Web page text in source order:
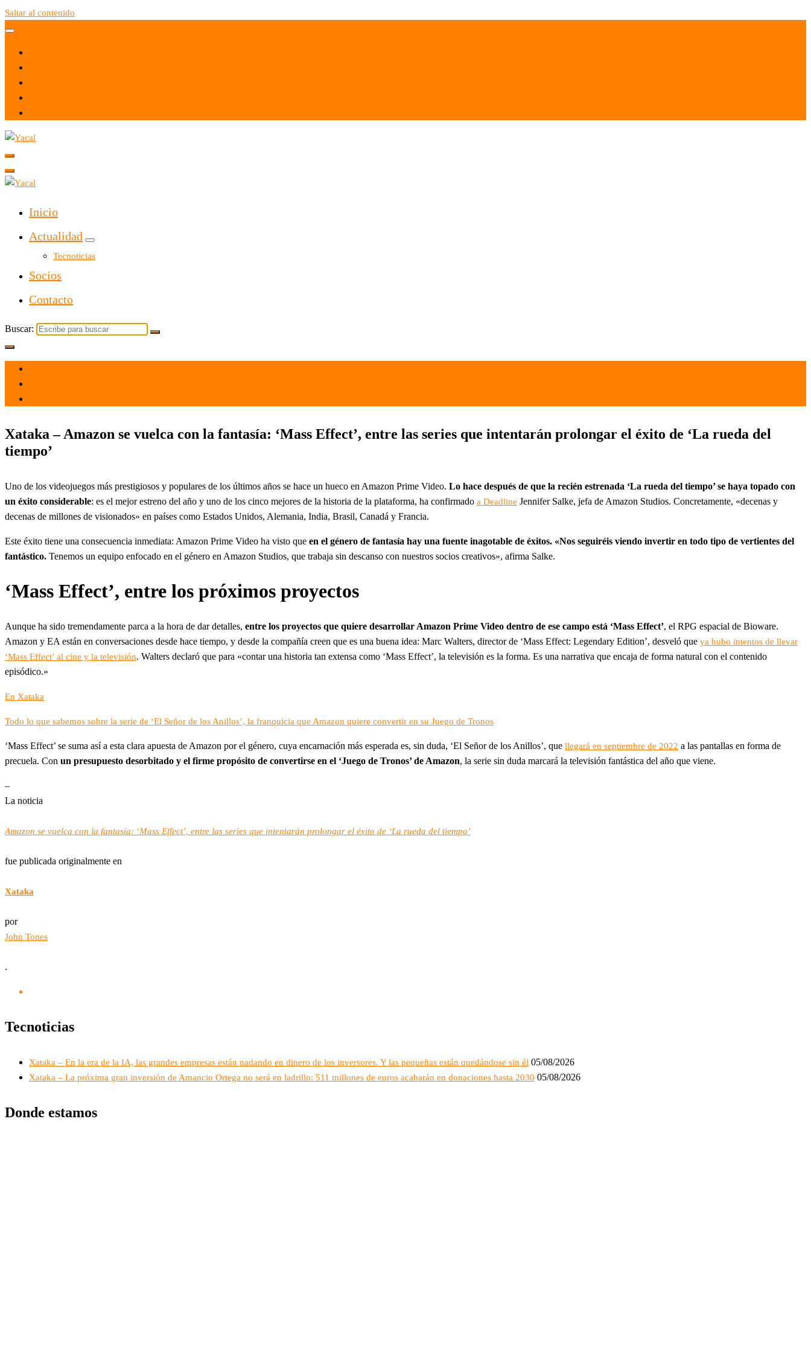
Saltar al contenido
Yacal micro hosting
Inicio
Actualidad
Tecnoticias
Socios
Contacto
Buscar:
Xataka – Amazon se vuelca con la fantasía: ‘Mass Effect’, entre las series que intentarán prolongar el éxito de ‘La rueda del
tiempo’
Uno de los videojuegos más prestigiosos y populares de los últimos años se hace un hueco en Amazon Prime Video. Lo hace después de que la recién estrenada ‘La rueda del tiempo’ se haya topado con
un éxito considerable: es el mejor estreno del año y uno de los cinco mejores de la historia de la plataforma, ha confirmado a Deadline Jennifer Salke, jefa de Amazon Studios. Concretamente, «decenas y
decenas de millones de visionados» en países como Estados Unidos, Alemania, India, Brasil, Canadá y Francia.
Este éxito tiene una consecuencia inmediata: Amazon Prime Video ha visto que en el género de fantasía hay una fuente inagotable de éxitos. «Nos seguiréis viendo invertir en todo tipo de vertientes del
fantástico. Tenemos un equipo enfocado en el género en Amazon Studios, que trabaja sin descanso con nuestros socios creativos», afirma Salke.
‘Mass Effect’, entre los próximos proyectos
Aunque ha sido tremendamente parca a la hora de dar detalles, entre los proyectos que quiere desarrollar Amazon Prime Video dentro de ese campo está ‘Mass Effect’, el RPG espacial de Bioware.
Amazon y EA están en conversaciones desde hace tiempo, y desde la compañía creen que es una buena idea: Marc Walters, director de ‘Mass Effect: Legendary Edition’, desveló que ya hubo intentos de llevar
‘Mass Effect’ al cine y la televisión. Walters declaró que para «contar una historia tan extensa como ‘Mass Effect’, la televisión es la forma. Es una narrativa que encaja de forma natural con el contenido
episódico.»
En Xataka
Todo lo que sabemos sobre la serie de ‘El Señor de los Anillos’, la franquicia que Amazon quiere convertir en su Juego de Tronos
‘Mass Effect’ se suma así a esta clara apuesta de Amazon por el género, cuya encarnación más esperada es, sin duda, ‘El Señor de los Anillos’, que llegará en septiembre de 2022 a las pantallas en forma de
precuela. Con un presupuesto desorbitado y el firme propósito de convertirse en el ‘Juego de Tronos’ de Amazon, la serie sin duda marcará la televisión fantástica del año que viene.
–
La noticia
Amazon se vuelca con la fantasía: ‘Mass Effect’, entre las series que intentarán prolongar el éxito de ‘La rueda del tiempo’
fue publicada originalmente en
Xataka
por
John Tones
.
Tecnoticias
Xataka – En la era de la IA, las grandes empresas están nadando en dinero de los inversores. Y las pequeñas están quedándose sin él 05/08/2026
Xataka – La próxima gran inversión de Amancio Ortega no será en ladrillo: 511 millones de euros acabarán en donaciones hasta 2030 05/08/2026
Donde estamos